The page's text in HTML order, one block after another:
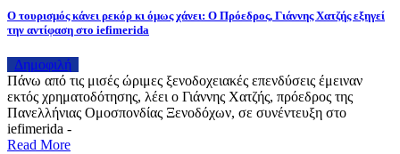
Ο τουρισμός κάνει ρεκόρ κι όμως χάνει: Ο Πρόεδρος, Γιάννης Χατζής εξηγεί
την αντίφαση στο iefimerida
Δημοφιλή
Πάνω από τις μισές ώριμες ξενοδοχειακές επενδύσεις έμειναν
εκτός χρηματοδότησης, λέει ο Γιάννης Χατζής, πρόεδρος της
Πανελλήνιας Ομοσπονδίας Ξενοδόχων, σε συνέντευξη στο
iefimerida -
Read More